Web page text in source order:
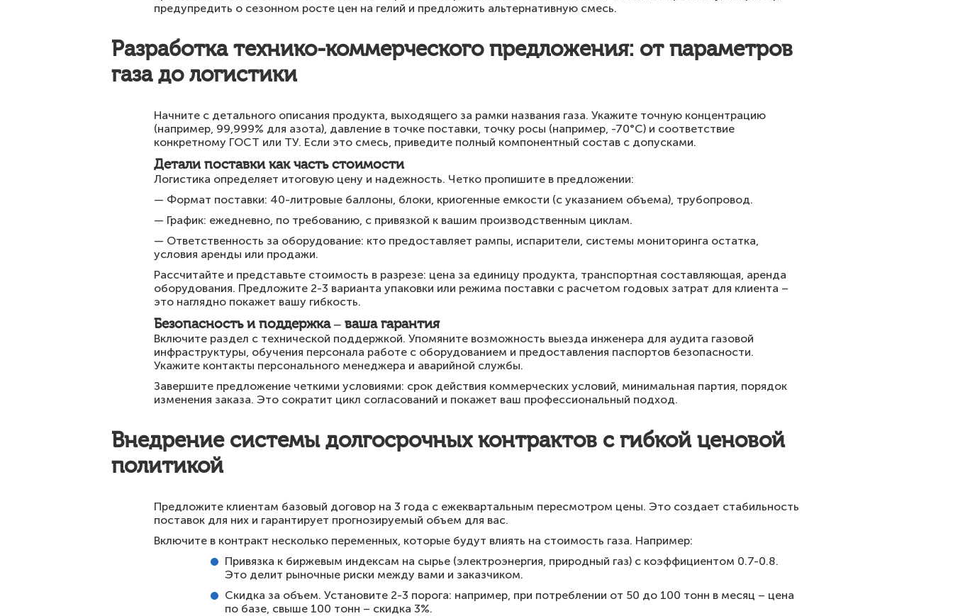
предупредить о сезонном росте цен на гелий и предложить альтернативную смесь.
Разработка технико-коммерческого предложения: от параметров
газа до логистики
Начните с детального описания продукта, выходящего за рамки названия газа. Укажите точную концентрацию
(например, 99,999% для азота), давление в точке поставки, точку росы (например, -70°C) и соответствие
конкретному ГОСТ или ТУ. Если это смесь, приведите полный компонентный состав с допусками.
Детали поставки как часть стоимости
Логистика определяет итоговую цену и надежность. Четко пропишите в предложении:
— Формат поставки: 40-литровые баллоны, блоки, криогенные емкости (с указанием объема), трубопровод.
— График: ежедневно, по требованию, с привязкой к вашим производственным циклам.
— Ответственность за оборудование: кто предоставляет рампы, испарители, системы мониторинга остатка,
условия аренды или продажи.
Рассчитайте и представьте стоимость в разрезе: цена за единицу продукта, транспортная составляющая, аренда
оборудования. Предложите 2-3 варианта упаковки или режима поставки с расчетом годовых затрат для клиента –
это наглядно покажет вашу гибкость.
Безопасность и поддержка – ваша гарантия
Включите раздел с технической поддержкой. Упомяните возможность выезда инженера для аудита газовой
инфраструктуры, обучения персонала работе с оборудованием и предоставления паспортов безопасности.
Укажите контакты персонального менеджера и аварийной службы.
Завершите предложение четкими условиями: срок действия коммерческих условий, минимальная партия, порядок
изменения заказа. Это сократит цикл согласований и покажет ваш профессиональный подход.
Внедрение системы долгосрочных контрактов с гибкой ценовой
политикой
Предложите клиентам базовый договор на 3 года с ежеквартальным пересмотром цены. Это создает стабильность
поставок для них и гарантирует прогнозируемый объем для вас.
Включите в контракт несколько переменных, которые будут влиять на стоимость газа. Например:
Привязка к биржевым индексам на сырье (электроэнергия, природный газ) с коэффициентом 0.7-0.8.
Это делит рыночные риски между вами и заказчиком.
Скидка за объем. Установите 2-3 порога: например, при потреблении от 50 до 100 тонн в месяц – цена
по базе, свыше 100 тонн – скидка 3%.